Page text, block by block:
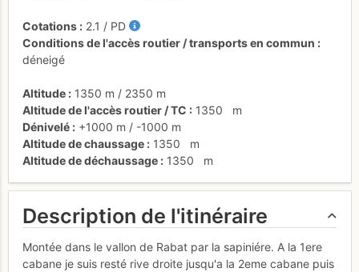
Cotations 2.1 / PD
Conditions de l'accès routier / transports en commun
déneigé
Altitude 1350 m / 2350 m
Altitude de l'accès routier / TC
1350
m
Dénivelé
+1000 m / -1000 m
Altitude de chaussage
1350
m
Altitude de déchaussage
1350 m
Description de l'itinéraire
Montée dans le vallon de Rabat par la sapiniére. A la 1ere
cabane je suis resté rive droite jusqu'a la 2eme cabane puis